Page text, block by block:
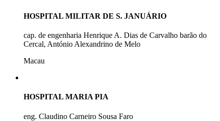
HOSPITAL MILITAR DE S. JANUÁRIO
cap. de engenharia Henrique A. Dias de Carvalho barão do
Cercal, António Alexandrino de Melo
Macau
HOSPITAL MARIA PIA
eng. Claudino Carneiro Sousa Faro